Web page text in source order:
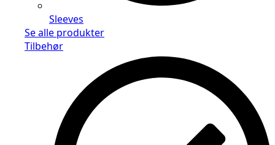
Sleeves
Se alle produkter
Tilbehør